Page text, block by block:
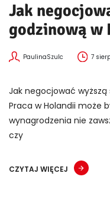
Jak
godzinową w
PaulinaSzulc 7
Jak negocjować
Praca w Holandii może
wynagrodzenia nie
czy
CZYTAJ WIĘCEJ